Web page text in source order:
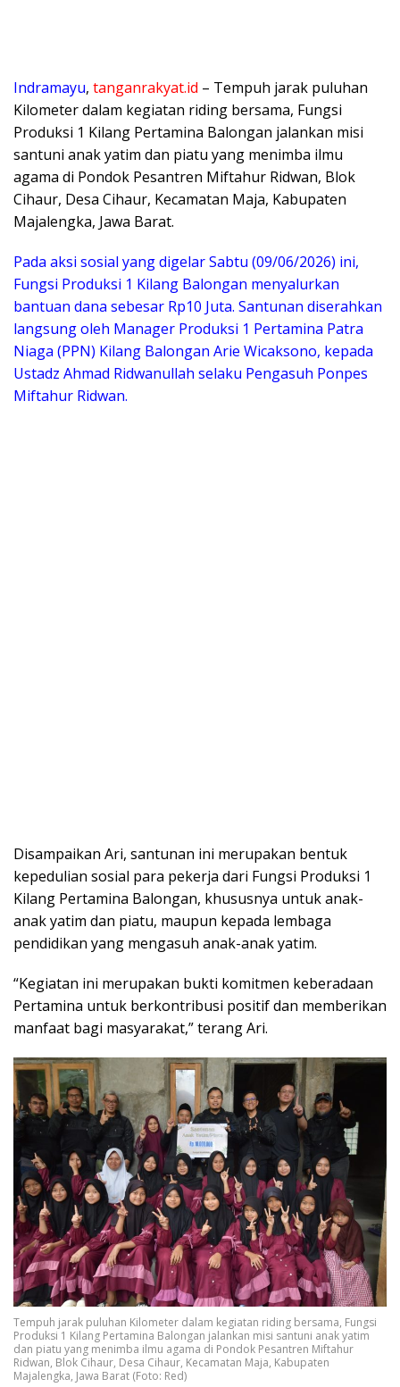
Indramayu, tanganrakyat.id – Tempuh jarak puluhan
Kilometer dalam kegiatan riding bersama, Fungsi
Produksi 1 Kilang Pertamina Balongan jalankan misi
santuni anak yatim dan piatu yang menimba ilmu
agama di Pondok Pesantren Miftahur Ridwan, Blok
Cihaur, Desa Cihaur, Kecamatan Maja, Kabupaten
Majalengka, Jawa Barat.
Pada aksi sosial yang digelar Sabtu (09/06/2026) ini,
Fungsi Produksi 1 Kilang Balongan menyalurkan
bantuan dana sebesar Rp10 Juta. Santunan diserahkan
langsung oleh Manager Produksi 1 Pertamina Patra
Niaga (PPN) Kilang Balongan Arie Wicaksono, kepada
Ustadz Ahmad Ridwanullah selaku Pengasuh Ponpes
Miftahur Ridwan.
Disampaikan Ari, santunan ini merupakan bentuk
kepedulian sosial para pekerja dari Fungsi Produksi 1
Kilang Pertamina Balongan, khususnya untuk anak-
anak yatim dan piatu, maupun kepada lembaga
pendidikan yang mengasuh anak-anak yatim.
“Kegiatan ini merupakan bukti komitmen keberadaan
Pertamina untuk berkontribusi positif dan memberikan
manfaat bagi masyarakat,” terang Ari.
Tempuh jarak puluhan Kilometer dalam kegiatan riding bersama, Fungsi
Produksi 1 Kilang Pertamina Balongan jalankan misi santuni anak yatim
dan piatu yang menimba ilmu agama di Pondok Pesantren Miftahur
Ridwan, Blok Cihaur, Desa Cihaur, Kecamatan Maja, Kabupaten
Majalengka, Jawa Barat (Foto: Red)